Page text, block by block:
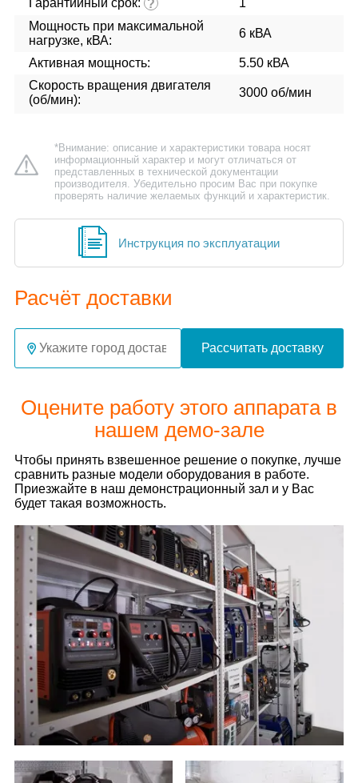
Гарантийный срок: ?
1
Мощность при максимальной
нагрузке, кВА:
6 кВА
Активная мощность:
5.50 кВА
Скорость вращения двигателя
(об/мин):
3000 об/мин
*Внимание: описание и характеристики товара носят
информационный характер и могут отличаться от
представленных в технической документации
производителя. Убедительно просим Вас при покупке
проверять наличие желаемых функций и характеристик.
Инструкция по эксплуатации
Расчёт доставки
Рассчитать доставку
Оцените работу этого аппарата в
нашем демо-зале
Чтобы принять взвешенное решение о покупке, лучше
сравнить разные модели оборудования в работе.
Приезжайте в наш демонстрационный зал и у Вас
будет такая возможность.